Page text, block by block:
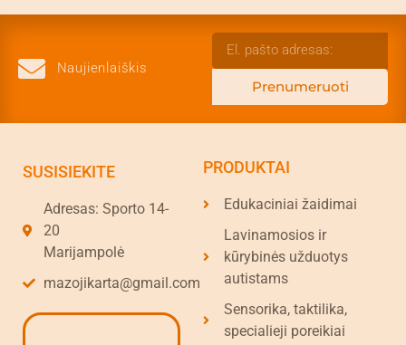
Naujienlaiškis
Prenumeruoti
SUSISIEKITE
Adresas: Sporto 14-
20
Marijampolė
mazojikarta@gmail.com
PRODUKTAI
Edukaciniai žaidimai
Lavinamosios ir
kūrybinės užduotys
autistams
Sensorika, taktilika,
specialieji poreikiai